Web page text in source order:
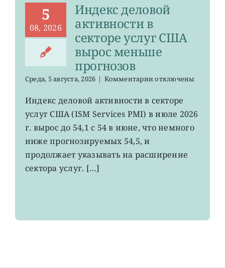
5
08, 2026
Индекс деловой
активности в
секторе услуг США
вырос меньше
прогнозов
Среда, 5 августа, 2026 | Комментариик
Индекс
деловой
активности
в
США
отключены
Индекс деловой активности в секторе
услуг США (ISM Services PMI) в июле 2026
г. вырос до 54,1 с 54 в июне, что немного
ниже прогнозируемых 54,5, и
продолжает указывать на расширение
сектора услуг. […]